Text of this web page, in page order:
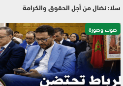
سلا: نضال من أجل الحقوق والكرامة
صوت وصورة